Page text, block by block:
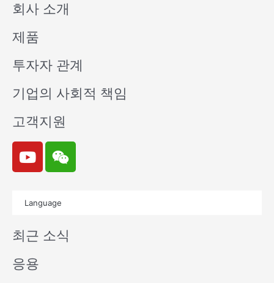
회사 소개
제품
투자자 관계
기업의 사회적 책임
고객지원
Y
o
u
e
W
e
i
n
Language
최근 소식
응용